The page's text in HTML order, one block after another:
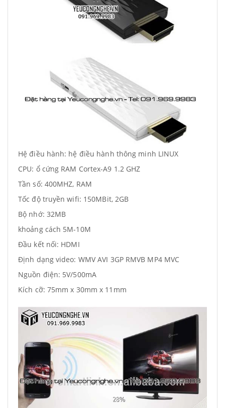
Hệ điều hành: hệ điều hành thông minh LINUX
CPU: ổ cứng RAM Cortex-A9 1.2 GHZ
Tần số: 400MHZ, RAM
Tốc độ truyền wifi: 150MBit, 2GB
Bộ nhớ: 32MB
khoảng cách 5M-10M
Đầu kết nối: HDMI
Định dạng video: WMV AVI 3GP RMVB MP4 MVC
Nguồn điện: 5V/500mA
Kích cỡ: 75mm x 30mm x 11mm